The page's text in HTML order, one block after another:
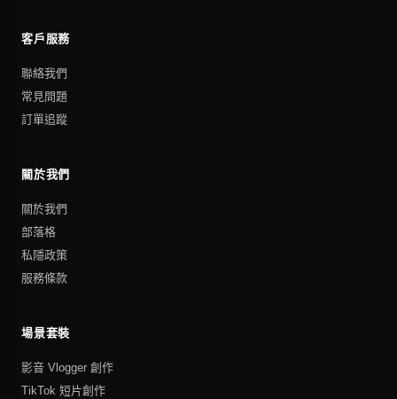
客戶服務
聯絡我們
常見問題
訂單追蹤
關於我們
關於我們
部落格
私隱政策
服務條款
場景套裝
影音 Vlogger 創作
TikTok 短片創作